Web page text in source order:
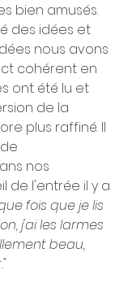
bien amusés.
des idées et
nous avons
cohérent en
ont été lu et
de la
plus raffiné. Il
nos
de l'entrée il y a
fois que je lis
j'ai les larmes
beau,